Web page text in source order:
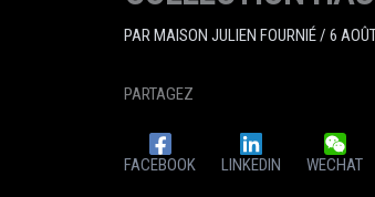
PARMAISON JULIEN FOURNIÉ/ 6
PARTAGEZ
FACEBOOK LINKEDIN WECHAT